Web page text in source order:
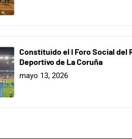
Constituido el I Foro Social del
Deportivo de La Coruña
mayo 13, 2026